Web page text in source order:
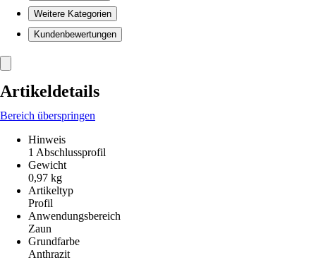
Weitere Kategorien
Kundenbewertungen
Artikeldetails
Bereich überspringen
Hinweis
1 Abschlussprofil
Gewicht
0,97 kg
Artikeltyp
Profil
Anwendungsbereich
Zaun
Grundfarbe
Anthrazit